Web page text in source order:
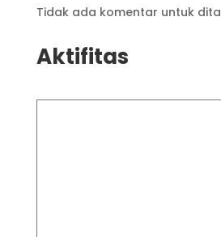
Tidak ada komentar untuk
Aktifitas